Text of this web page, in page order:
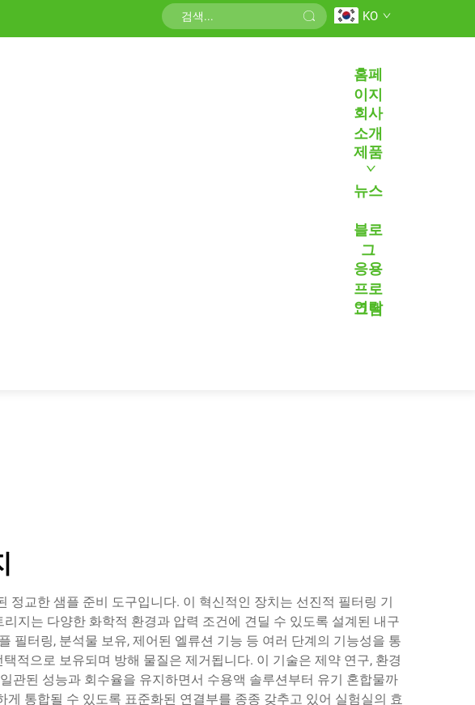
KO
홈페
이지
회사
소개
제품
뉴스
블로
그
응용
프로
그램
연락
교한 샘플 준비 도구입니다. 이 혁신적인 장치는 선진적 필터링 기
지는 다양한 화학적 환경과 압력 조건에 견딜 수 있도록 설계된 내구
필터링, 분석물 보유, 제어된 엘류션 기능 등 여러 단계의 기능성을 통
적으로 보유되며 방해 물질은 제거됩니다. 이 기술은 제약 연구, 환경
관된 성능과 회수율을 유지하면서 수용액 솔루션부터 유기 혼합물까
통합될 수 있도록 표준화된 연결부를 종종 갖추고 있어 실험실의 효